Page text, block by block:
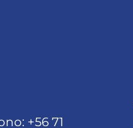
+56 71